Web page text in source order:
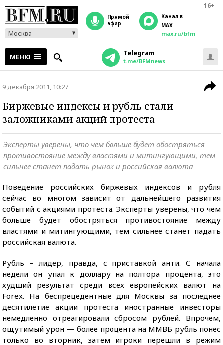
16+
Москва
прямой
эфир
Канал в
MAX
max.ru/bfm
МЕНЮ Telegram
t.me/BFMnews
9 декабря 2011, 10:27
Биржевые индексы и рубль стали
заложниками акций протеста
Эксперты уверены, что чем больше будет обостряться
противостояние между властями и митингующими, тем
сильнее станет падать рынок и российская валюта
Поведение российских биржевых индексов и рубля
сейчас во многом зависит от дальнейшего развития
событий с акциями протеста. Эксперты уверены, что чем
больше будет обостряться противостояние между
властями и митингующими, тем сильнее станет падать
российская валюта.
Рубль – лидер, правда, с приставкой анти. С начала
недели он упал к доллару на полтора процента, это
худший результат среди всех европейских валют на
Forex. На беспрецедентные для Москвы за последнее
десятилетие акции протеста иностранные инвесторы
немедленно отреагировали сбросом рублей. Впрочем,
ощутимый урон — более процента на ММВБ рубль понес
только во вторник, затем игроки перешли в режим